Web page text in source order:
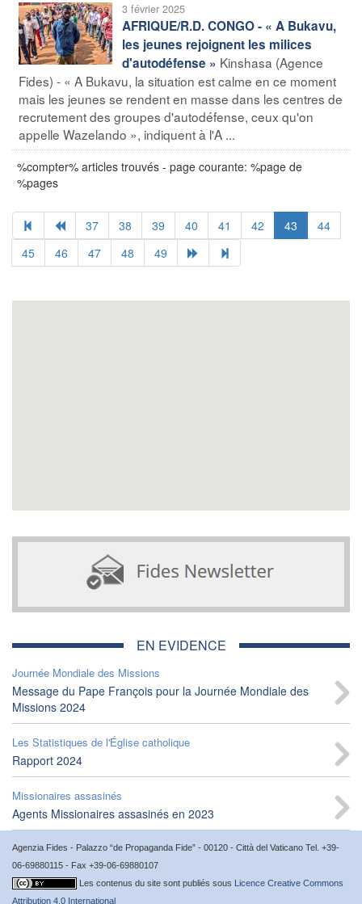
3 février 2025
AFRIQUE/R.D. CONGO - « A Bukavu,
les jeunes rejoignent les milices
d'autodéfense » Kinshasa (Agence
Fides) - « A Bukavu, la situation est calme en ce moment
mais les jeunes se rendent en masse dans les centres de
recrutement des groupes d'autodéfense, ceux qu'on
appelle Wazelando », indiquent à l'A ...
%compter% articles trouvés - page courante: %page de
%pages
37 38 39 40 41 42 43
44
45
46 47 48 49
EN EVIDENCE
Journée Mondiale des Missions
Message du Pape François pour la Journée Mondiale des
Missions 2024
Les Statistiques de l'Église catholique
Rapport 2024
Missionaires assasinés
Agents Missionaires assasinés en 2023
Agenzia Fides - Palazzo “de Propaganda Fide” - 00120 - Città del Vaticano Tel. +39-
06-69880115 - Fax +39-06-69880107
Les contenus du site sont publiés sous Licence Creative Commons
Attribution 4.0 International